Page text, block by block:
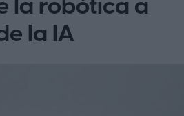
la IA